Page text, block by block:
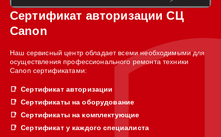
Сертификат авторизации СЦ
Canon
Наш сервисный центр обладает всеми необходимыми для
осуществления профессионального ремонта техники
Canon сертификатами:
Сертификат авторизации
Сертификаты на оборудование
Сертификаты на комплектующие
Сертификат у каждого специалиста